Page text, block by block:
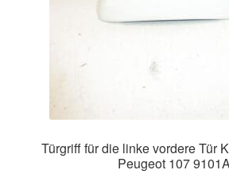
Türgriff für die linke vordere Tür
Peugeot 107